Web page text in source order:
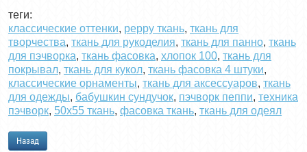
теги:
классические оттенки, peppy ткань, ткань для
творчества, ткань для рукоделия, ткань для панно, ткань
для пэчворка, ткань фасовка, хлопок 100, ткань для
покрывал, ткань для кукол, ткань фасовка 4 штуки,
классические орнаменты, ткань для аксессуаров, ткань
для одежды, бабушкин сундучок, пэчворк пеппи, техника
пэчворк, 50х55 ткань, фасовка ткань, ткань для одеял
Назад